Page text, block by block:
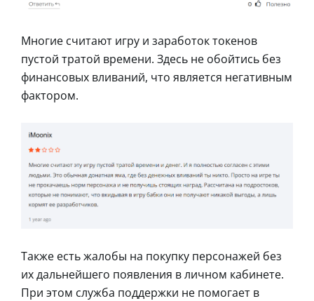
Многие считают игру и заработок токенов
пустой тратой времени. Здесь не обойтись без
финансовых вливаний, что является негативным
фактором.
Также есть жалобы на покупку персонажей без
их дальнейшего появления в личном кабинете.
При этом служба поддержки не помогает в